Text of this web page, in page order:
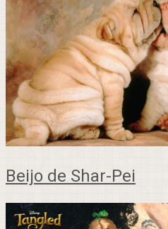
Beijo de Shar-Pei